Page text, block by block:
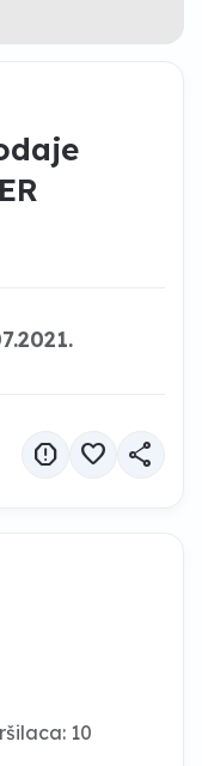
report favorite share
10